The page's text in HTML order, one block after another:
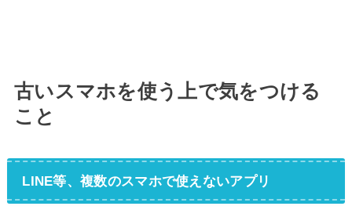
古いスマホを使う上で気をつける
こと
LINE等、複数のスマホで使えないアプリ